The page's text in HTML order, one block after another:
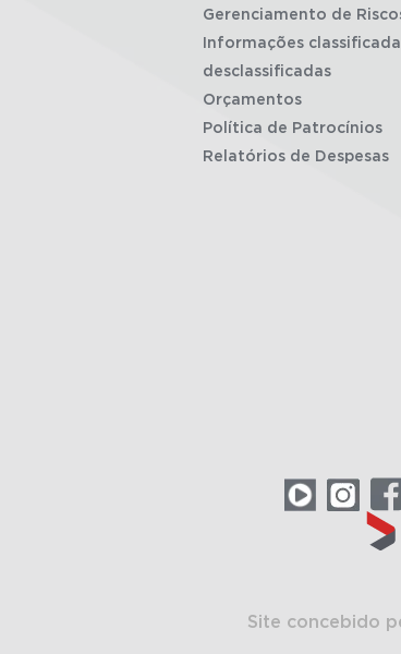
Gerenciamento de
Informações
desclassificadas
Orçamentos
Política de Patrocínios
Relatórios de Despesas
Site concebido